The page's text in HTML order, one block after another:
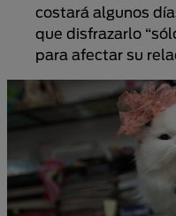
costará algunos
que disfrazarlo
para afectar su